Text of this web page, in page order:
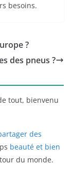
besoins.
?
des pneus ?
tout, bienvenu
des
beauté et bien
du monde.